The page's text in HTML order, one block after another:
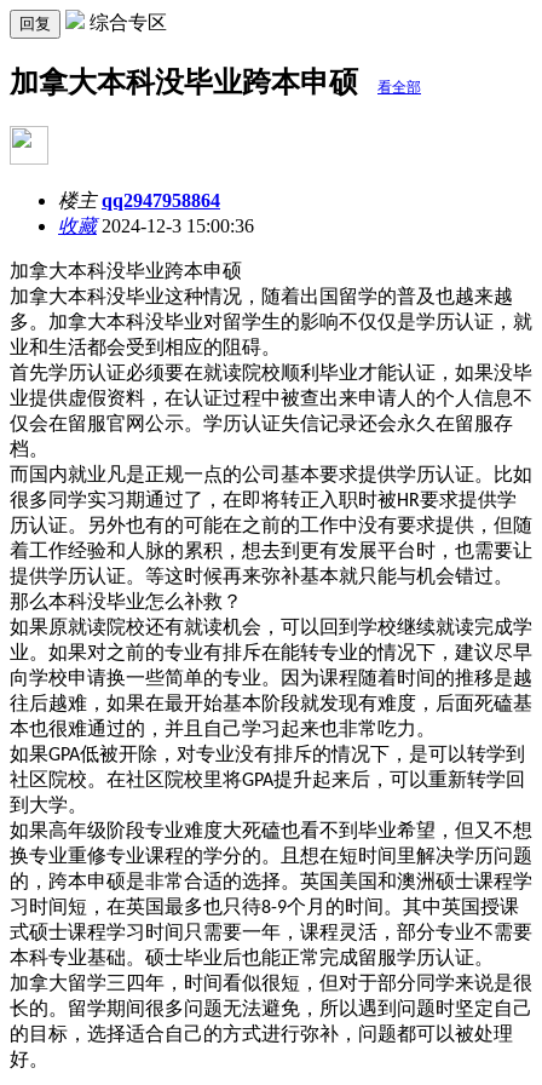
回复 综合专区
加拿大本科没毕业跨本申硕 看全部
楼主 qq2947958864
收藏2024-12-3 15:00:36
加拿大本科没毕业跨本申硕
加拿大本科没毕业这种情况，随着出国留学的普及也越来越
多。加拿大本科没毕业对留学生的影响不仅仅是学历认证，就
业和生活都会受到相应的阻碍。
首先学历认证必须要在就读院校顺利毕业才能认证，如果没毕
业提供虚假资料，在认证过程中被查出来申请人的个人信息不
仅会在留服官网公示。学历认证失信记录还会永久在留服存
档。
而国内就业凡是正规一点的公司基本要求提供学历认证。比如
很多同学实习期通过了，在即将转正入职时被HR要求提供学
历认证。另外也有的可能在之前的工作中没有要求提供，但随
着工作经验和人脉的累积，想去到更有发展平台时，也需要让
提供学历认证。等这时候再来弥补基本就只能与机会错过。
那么本科没毕业怎么补救？
如果原就读院校还有就读机会，可以回到学校继续就读完成学
业。如果对之前的专业有排斥在能转专业的情况下，建议尽早
向学校申请换一些简单的专业。因为课程随着时间的推移是越
往后越难，如果在最开始基本阶段就发现有难度，后面死磕基
本也很难通过的，并且自己学习起来也非常吃力。
如果GPA低被开除，对专业没有排斥的情况下，是可以转学到
社区院校。在社区院校里将GPA提升起来后，可以重新转学回
到大学。
如果高年级阶段专业难度大死磕也看不到毕业希望，但又不想
换专业重修专业课程的学分的。且想在短时间里解决学历问题
的，跨本申硕是非常合适的选择。英国美国和澳洲硕士课程学
习时间短，在英国最多也只待8-9个月的时间。其中英国授课
式硕士课程学习时间只需要一年，课程灵活，部分专业不需要
本科专业基础。硕士毕业后也能正常完成留服学历认证。
加拿大留学三四年，时间看似很短，但对于部分同学来说是很
长的。留学期间很多问题无法避免，所以遇到问题时坚定自己
的目标，选择适合自己的方式进行弥补，问题都可以被处理
好。